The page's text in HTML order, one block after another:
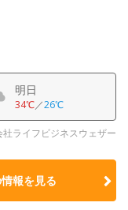
明日
34℃／26℃
ライフビジネスウェザー
情報を見る